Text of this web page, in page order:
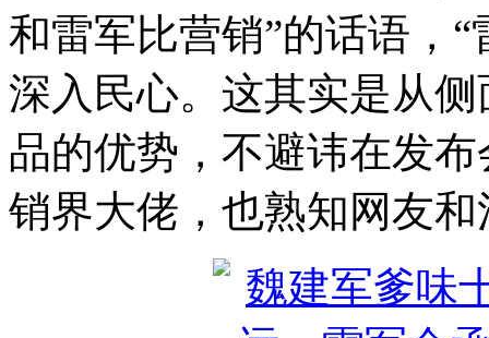
和雷军比营销”的话语，
深入民心。这其实是从
品的优势，不避讳在发
销界大佬，也熟知网友